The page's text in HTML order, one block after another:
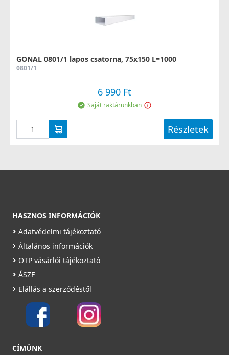
GONAL 0801/1 lapos csatorna, 75x150 L=1000
0801/1
6 990 Ft
Saját raktárunkban
Részletek
HASZNOS INFORMÁCIÓK
Adatvédelmi tájékoztató
Általános információk
OTP vásárlói tájékoztató
ÁSZF
Elállás a szerződéstől
CÍMÜNK